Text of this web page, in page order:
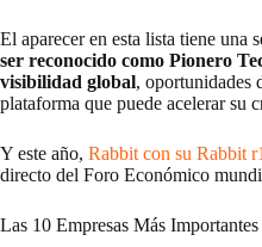
El aparecer en esta lista tiene una
ser reconocido como Pionero
visibilidad global, oportunidades
plataforma que puede acelerar su
Y este año, Rabbit con su Rabbit r1
directo del Foro Económico
Las 10 Empresas Más